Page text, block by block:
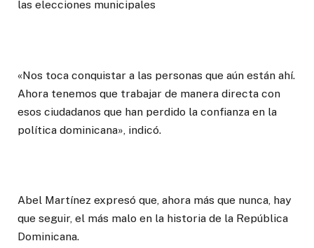
las elecciones municipales
«Nos toca conquistar a las personas que aún están ahí.
Ahora tenemos que trabajar de manera directa con
esos ciudadanos que han perdido la confianza en la
política dominicana», indicó.
Abel Martínez expresó que, ahora más que nunca, hay
que seguir, el más malo en la historia de la República
Dominicana.